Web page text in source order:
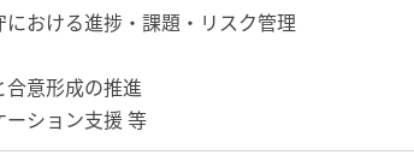
おける進捗・課題・リスク管理
意形成の推進
ション支援 等